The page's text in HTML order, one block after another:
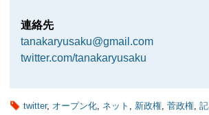
連絡先
tanakaryusaku@gmail.com
twitter.com/tanakaryusaku
twitter, オープン化, ネット , 新政権, 菅政権,